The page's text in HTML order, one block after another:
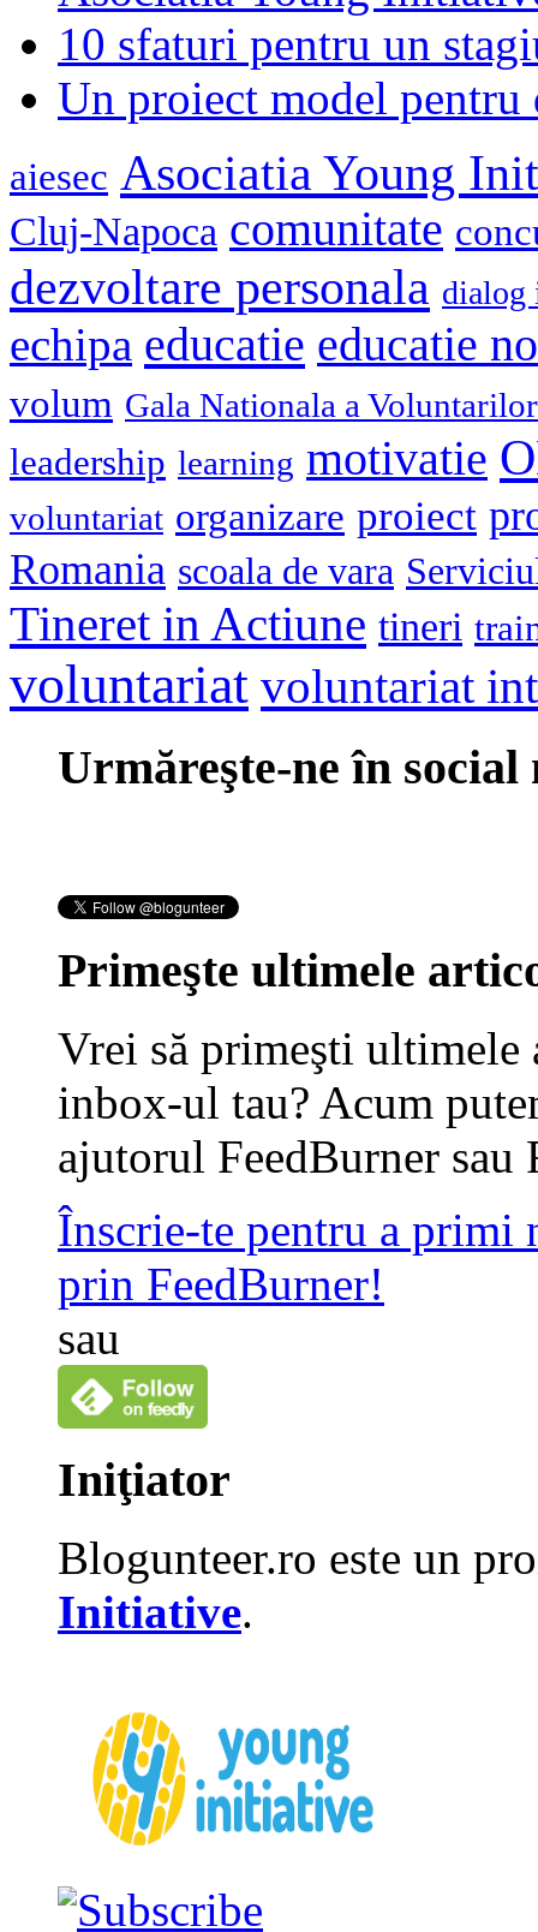
10 sfaturi pentru un
Un proiect model
aiesec Asociatia Young
Cluj-Napoca comunitate
dezvoltare personala dialog
echipa educatie educatie
volum Gala Nationala a Voluntarilor
leadership learning motivatie
voluntariat organizare proiect
Romania scoala de vara
Tineret in Actiune tineri
voluntariat voluntariat
Urmăreşte-ne în social
Primeşte ultimele
Vrei să primeşti
inbox-ul tau? Acum
ajutorul FeedBurner sau
Înscrie-te pentru a primi
prin FeedBurner!
sau
Iniţiator
Blogunteer.ro este un
Initiative.